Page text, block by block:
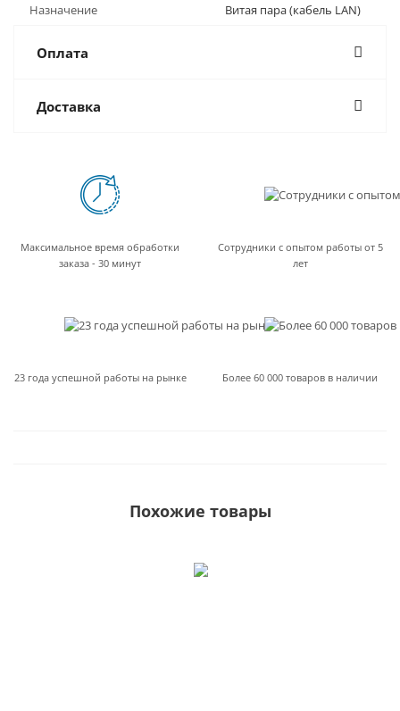
Назначение
Витая пара (кабель LAN)
Оплата
Доставка
Максимальное время обработки
заказа - 30 минут
Сотрудники с опытом работы от 5
лет
23 года успешной работы на рынке Более 60 000 товаров в наличии
Похожие товары